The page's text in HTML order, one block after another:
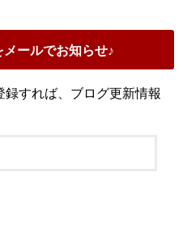
ールでお知らせ♪
録すれば、ブログ更新情報